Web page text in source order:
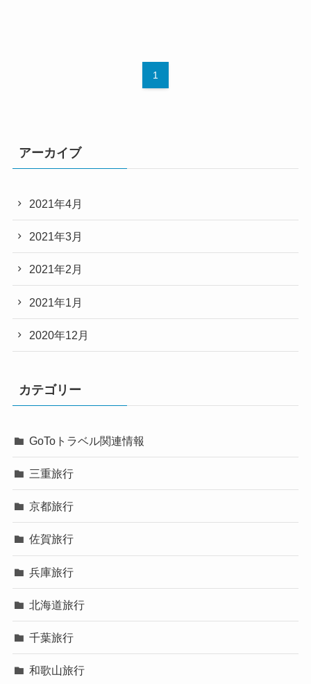
1
アーカイブ
2021年4月
2021年3月
2021年2月
2021年1月
2020年12月
カテゴリー
GoToトラベル関連情報
三重旅行
京都旅行
佐賀旅行
兵庫旅行
北海道旅行
千葉旅行
和歌山旅行